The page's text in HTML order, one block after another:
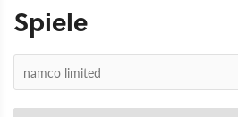
Spiele